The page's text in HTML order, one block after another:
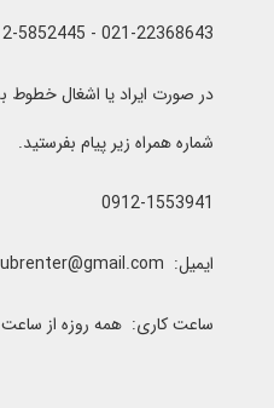
021-22368643 - 0912-5852445
شماره همراه زیر پیام بفرستید.
0912-1553941
ایمیل: clubrenter@gmail.com
ساعت کاری: همه روزه از ساعت 9:00 الی 17:00